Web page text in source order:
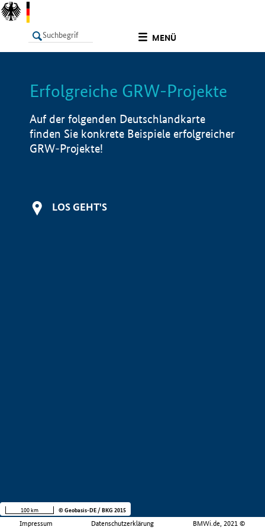
MENÜ
LISTE Info
Erfolgreiche GRW-Projekte
Auf der folgenden Deutschlandkarte
finden Sie konkrete Beispiele erfolgreicher
GRW-Projekte!
LOS GEHT'S
Impressum Datenschutzerklärung BMWi.de, 2021 ©
100 km © Geobasis-DE / BKG 2015